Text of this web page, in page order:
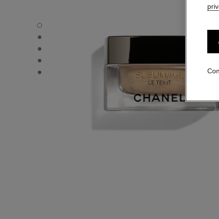
SUBLIMAGE LE TEINT - Vista por defecto
SUBLIMAGE LE TEINT - Vista alternativa 1
SUBLIMAGE LE TEINT - Vista de la textura básica
SUBLIMAGE LE TEINT -
SUBLIMAGE LE TEINT -